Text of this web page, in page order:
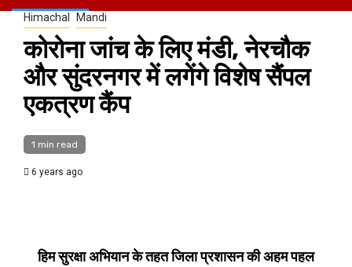
Himachal Mandi
कोरोना जांच के लिए मंडी, नेरचौक
और सुंदरनगर में लगेंगे विशेष सैंपल
एकत्रण कैंप
1 min read
6 years ago
हिम सुरक्षा अभियान के तहत जिला प्रशासन की अहम पहल